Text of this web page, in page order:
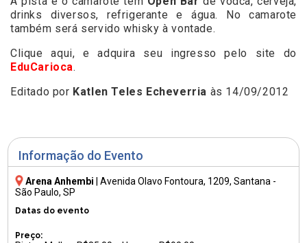
Informação do Evento
Arena Anhembi |Avenida Olavo Fontoura, 1209, Santana -
São Paulo, SP
Datas do evento
Preço:
drinks diversos, refrigerante e água. No camarote
também será servido whisky à vontade.
Clique aqui, e adquira seu ingresso pelo site do
EduCarioca.
Editado por Katlen Teles Echeverria às 14/09/2012